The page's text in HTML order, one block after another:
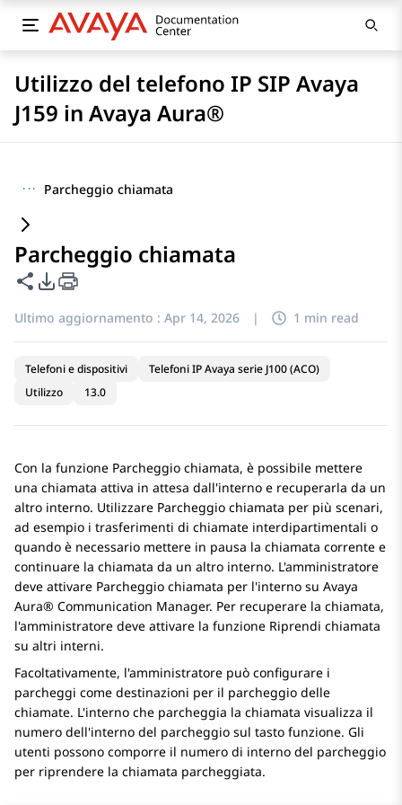
Utilizzo del telefono IP SIP Avaya
J159 in Avaya Aura®
··· Parcheggio chiamata
Parcheggio chiamata
Condividi questa pagina
Opzioni di esportazione PDF
Ultimo aggiornamento : Apr 14, 2026 | 1 min read
Telefoni e dispositivi
Telefoni IP Avaya serie J100 (ACO)
Utilizzo
13.0
Con la funzione Parcheggio chiamata, è possibile mettere
una chiamata attiva in attesa dall'interno e recuperarla da un
altro interno. Utilizzare Parcheggio chiamata per più scenari,
ad esempio i trasferimenti di chiamate interdipartimentali o
quando è necessario mettere in pausa la chiamata corrente e
continuare la chiamata da un altro interno. L'amministratore
deve attivare Parcheggio chiamata per l'interno su Avaya
Aura® Communication Manager. Per recuperare la chiamata,
l'amministratore deve attivare la funzione Riprendi chiamata
su altri interni.
Facoltativamente, l'amministratore può configurare i
parcheggi come destinazioni per il parcheggio delle
chiamate. L'interno che parcheggia la chiamata visualizza il
numero dell'interno del parcheggio sul tasto funzione. Gli
utenti possono comporre il numero di interno del parcheggio
per riprendere la chiamata parcheggiata.